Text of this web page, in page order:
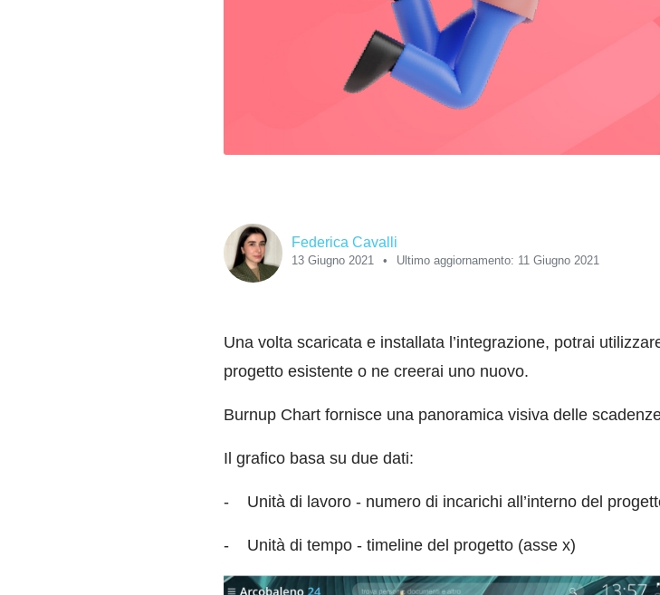
Federica Cavalli
13 Giugno 2021 Ultimo aggiornamento: 11 Giugno 2021
Una volta scaricata e installata l’integrazione, potrai
progetto esistente o ne creerai uno nuovo.
Burnup Chart fornisce una panoramica visiva delle
Il grafico basa su due dati:
- Unità di lavoro - numero di incarichi all’interno del
- Unità di tempo - timeline del progetto (asse x)